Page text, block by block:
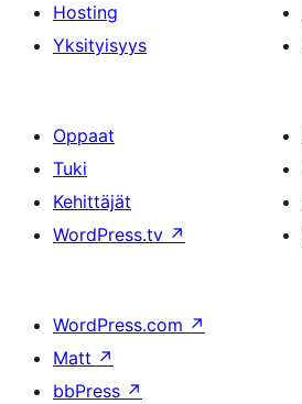
Hosting
Yksityisyys
Oppaat
Tuki
Kehittäjät
WordPress.tv ↗
WordPress.com ↗
Matt ↗
bbPress ↗